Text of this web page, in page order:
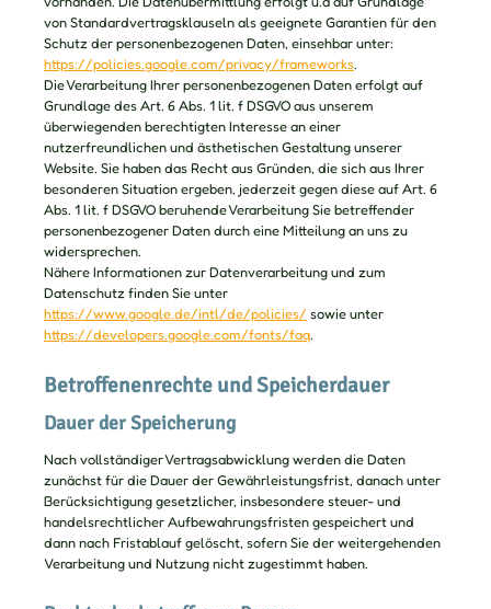
von Standardvertragsklauseln als geeignete Garantien für den
Schutz der personenbezogenen Daten, einsehbar unter:
https://policies.google.com/privacy/frameworks.
Die Verarbeitung Ihrer personenbezogenen Daten erfolgt auf
Grundlage des Art. 6 Abs. 1 lit. f DSGVO aus unserem
überwiegenden berechtigten Interesse an einer
nutzerfreundlichen und ästhetischen Gestaltung unserer
Website. Sie haben das Recht aus Gründen, die sich aus Ihrer
besonderen Situation ergeben, jederzeit gegen diese auf Art. 6
Abs. 1 lit. f DSGVO beruhende Verarbeitung Sie betreffender
personenbezogener Daten durch eine Mitteilung an uns zu
widersprechen.
Nähere Informationen zur Datenverarbeitung und zum
Datenschutz finden Sie unter
https://www.google.de/intl/de/policies/ sowie unter
https://developers.google.com/fonts/faq.
Betroffenenrechte und Speicherdauer
Dauer der Speicherung
Nach vollständiger Vertragsabwicklung werden die Daten
zunächst für die Dauer der Gewährleistungsfrist, danach unter
Berücksichtigung gesetzlicher, insbesondere steuer- und
handelsrechtlicher Aufbewahrungsfristen gespeichert und
dann nach Fristablauf gelöscht, sofern Sie der weitergehenden
Verarbeitung und Nutzung nicht zugestimmt haben.